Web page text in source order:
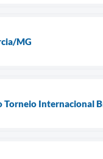
MG
Torneio Internacional